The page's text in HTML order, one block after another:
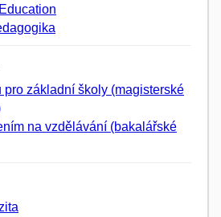
pro základní školy (magisterské
na vzdělávání (bakalářské